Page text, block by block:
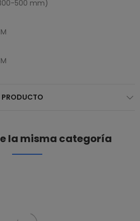
500 mm)
PRODUCTO
la misma categoría